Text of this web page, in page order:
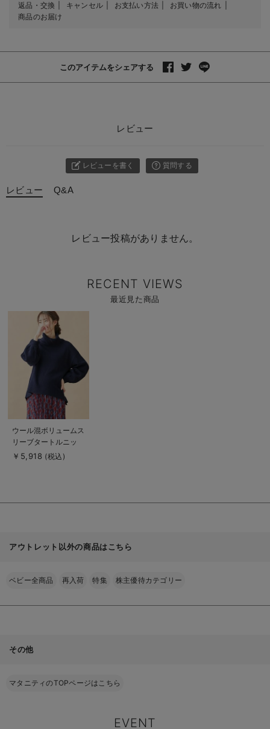
返品・交換 キャンセル お支払い方法
お買い物の流れ
商品のお届け
このアイテムをシェアする
レビュー
レビューを書く 質問する
レビュー Q&A
レビュー投稿がありません。
RECENT VIEWS
最近見た商品
商
商
品
詳
細
を
ウール混ボリュームス
リーブタートルニッ
ト マタニティ・授乳
￥5,918 (税込)
アウトレット以外の商品はこちら
ベビー全商品 再入荷 特集 株主優待カテゴリー
その他
マタニティのTOPページはこちら
EVENT